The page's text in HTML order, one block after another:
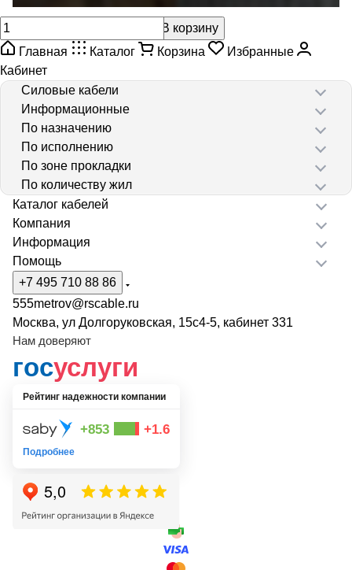
В корзину
Главная
Каталог Корзина
Избранные
Кабинет
Силовые кабели
Информационные
По назначению
По исполнению
По зоне прокладки
По количеству жил
Каталог кабелей
Компания
Информация
Помощь
+7 495 710 88 86
555metrov@rscable.ru
Москва, ул Долгоруковская, 15с4-5, кабинет 331
Нам доверяют
госуслуги
Рейтинг надежности компании
+853 +1.6
Подробнее